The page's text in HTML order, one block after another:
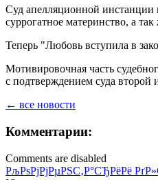
Суд апелляционной инстанции
суррогатное материнство, а
Теперь "Любовь вступила в
Мотивировочная часть
с подтверждением суда второй
← все новости
Комментарии:
Comments are disabled
РљРѕРјРјРµРЅС‚Р°СЂРёРё